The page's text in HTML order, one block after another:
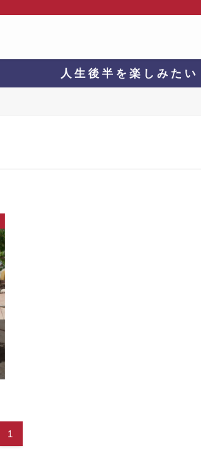
人 生 後 半 を 楽 し み た い
1